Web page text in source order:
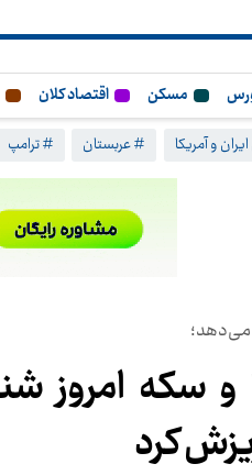
مسکن اقتصاد کلان
و آمریکا # عربستان # ترامپ
می‌دهد؛
کرد